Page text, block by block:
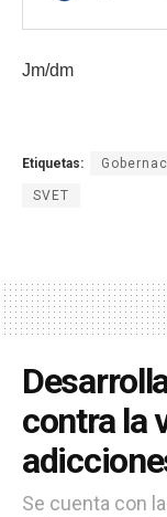
Jm/dm
Etiquetas:
SVET
contra la
Se cuenta con